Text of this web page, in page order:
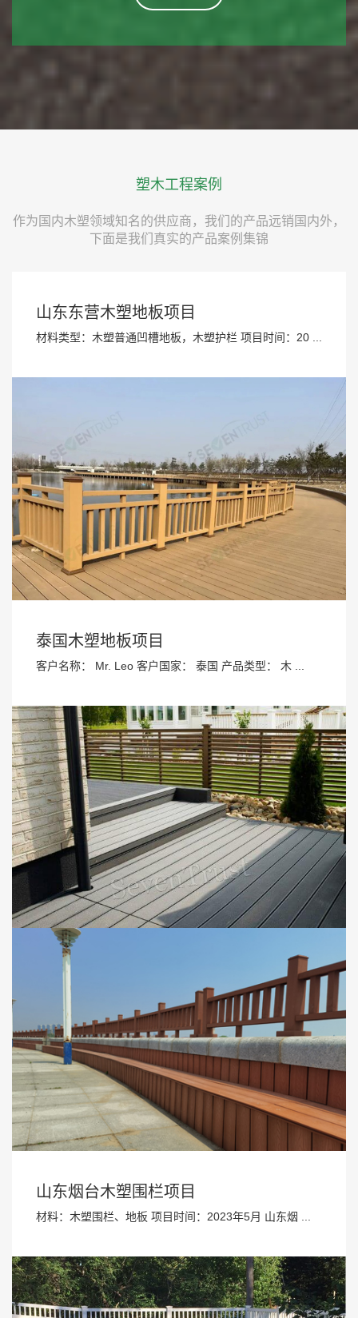
塑木工程案例
作为国内木塑领域知名的供应商，我们的产品远销国内外，
下面是我们真实的产品案例集锦
山东东营木塑地板项目
材料类型：木塑普通凹槽地板，木塑护栏 项目时间：20 ...
泰国木塑地板项目
客户名称： Mr. Leo 客户国家： 泰国 产品类型： 木 ...
山东烟台木塑围栏项目
材料：木塑围栏、地板 项目时间：2023年5月 山东烟 ...